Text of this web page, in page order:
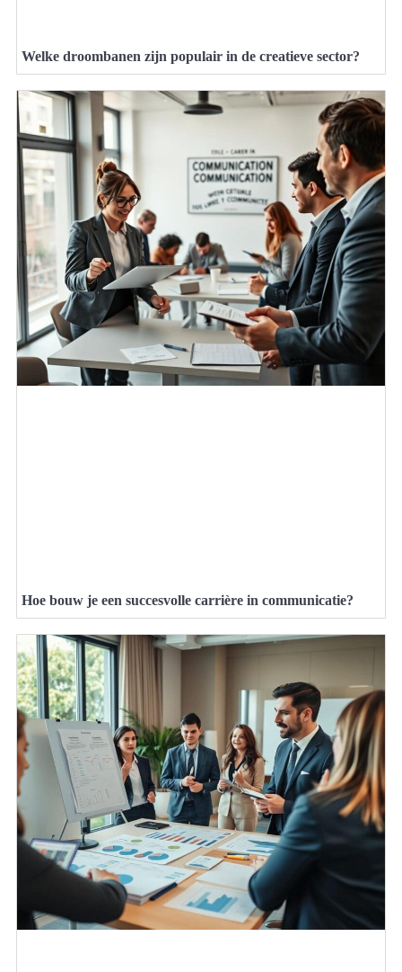
Welke droombanen zijn populair in de creatieve sector?
Hoe bouw je een succesvolle carrière in communicatie?